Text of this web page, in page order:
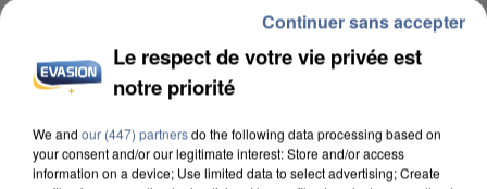
DE SOLIDARITÉ AVEC LES...
Le respect de votre vie privée est
notre priorité
We and our (447) partnersdo the following data processing based on
your consent and/or our legitimate interest: Store and/or access
information on a device; Use limited data to select advertising; Create
Continuer sans accepter